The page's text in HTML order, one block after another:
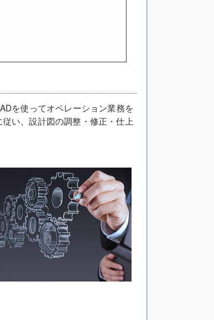
を使ってオペレーション業務を
い、設計図の調整・修正・仕上